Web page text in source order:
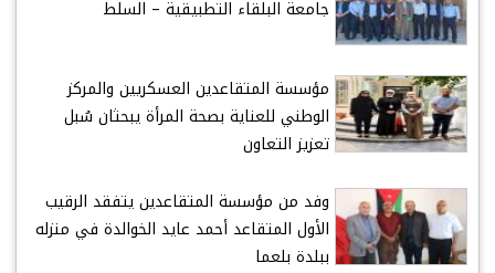
جامعة البلقاء التطبيقية – السلط
مؤسسة المتقاعدين العسكريين والمركز
الوطني للعناية بصحة المرأة يبحثان سُبل
تعزيز التعاون
وفد من مؤسسة المتقاعدين يتفقد الرقيب
الأول المتقاعد أحمد عايد الخوالدة في منزله
ببلدة بلعما